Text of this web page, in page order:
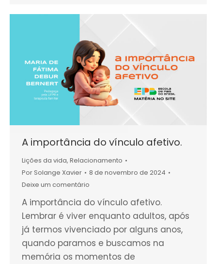
A importância do vínculo afetivo.
Lições da vida, Relacionamento
PorSolange Xavier
8 de novembro de 2024
Deixe um comentário
A importância do vínculo afetivo.
Lembrar é viver enquanto adultos, após
já termos vivenciado por alguns anos,
quando paramos e buscamos na
memória os momentos de